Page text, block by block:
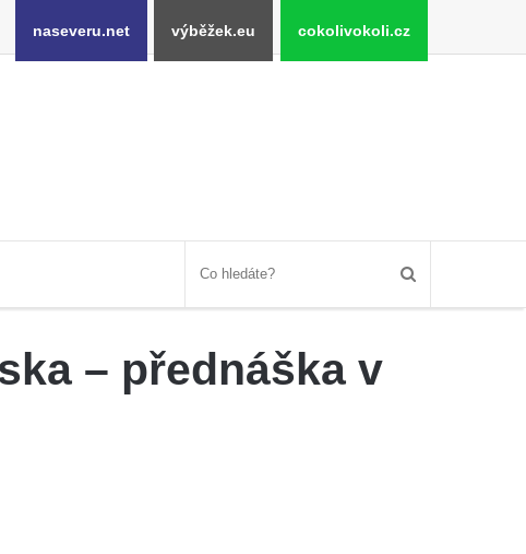
naseveru.net výběžek.eu cokolivokoli.cz
– přednáška v